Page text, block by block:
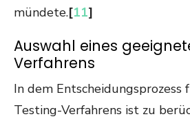
mündete.[11]
Auswahl eines
Verfahrens
In dem Entscheidungsprozess
Testing-Verfahrens ist zu